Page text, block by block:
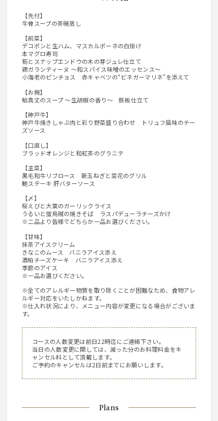
【先付】
牛骨スープの茶碗蒸し
【前菜】
デコポンと生ハム、マスカルポーネの白掛け
本マグロ寿司
筍とスナップエンドウの木の芽ジュレ仕立て
鶏ガランティーヌ ～和スパイス味噌のエッセンス～
小海老のピンチョス 赤キャベツの“ビネガーマリネ”を添えて
【お椀】
蛤真丈のスープ ～生胡椒の香り～ 鉄板仕立て
【神戸牛】
神戸牛焼きしゃぶ肉と彩り野菜盛り合わせ トリュフ風味のチー
ズソース
【口直し】
ブラッドオレンジと和紅茶のグラニテ
【主菜】
黒毛和牛リブロース 新玉ねぎと菜花のグリル
鮑ステーキ 肝バターソース
【〆】
桜えびと大葉のガーリックライス
うるいと蛍烏賊の焼きそば ラスパデューラチーズかけ
※二品より皆様でどちらか一品お選びください。
【甘味】
抹茶アイスクリーム
きなこのムース バニラアイス添え
酒粕チーズケーキ バニラアイス添え
季節のアイス
※一品お選びください。
※全てのアレルギー物質を取り除くことが困難なため、食物アレ
ルギー対応をいたしかねます。
※仕入れ状況により、メニュー内容が変更になる場合がございま
す。
コースの人数変更は前日22時迄にご連絡下さい。
当日の人数変更に関しては、減った分のお料理料金をキ
ャンセル料として頂戴します。
ご予約のキャンセルは2日前までにお願いします。
Plans